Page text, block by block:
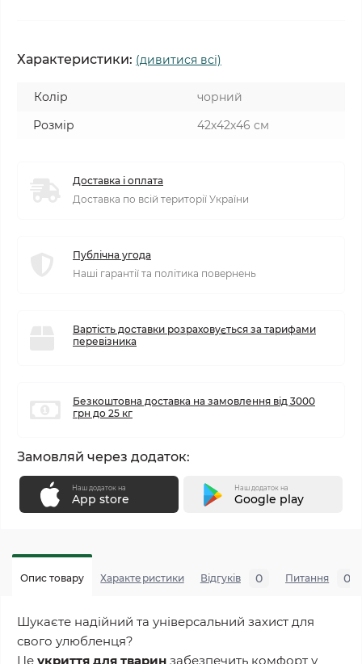
Характеристики: (дивитися всі)
Колір
чорний
Розмір
42х42х46 см
Доставка і оплата
Доставка по всій території України
Публічна угода
Наші гарантії та політика повернень
Вартість доставки розраховується за тарифами
перевізника
Безкоштовна доставка на замовлення від 3000
грн до 25 кг
Замовляй через додаток:
Наш додаток на
App store
Наш додаток на
Google play
Опис товару Характеристики Відгуків 0 Питання 0
Шукаєте надійний та універсальний захист для
свого улюбленця?
Це укриття для тварин забезпечить комфорт у